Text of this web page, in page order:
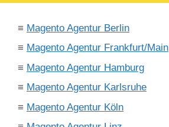
≡ Magento Agentur Berlin
≡ Magento Agentur Frankfurt/Main
≡ Magento Agentur Hamburg
≡ Magento Agentur Karlsruhe
≡ Magento Agentur Köln